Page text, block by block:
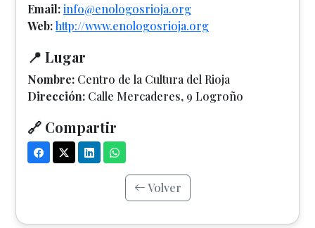
Email:info@enologosrioja.org
Web:http://www.enologosrioja.org
📍 Lugar
Nombre: Centro de la Cultura del Rioja
Dirección: Calle Mercaderes, 9 Logroño
🔗 Compartir
Volver